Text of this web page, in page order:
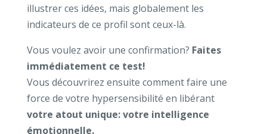
illustrer ces idées, mais globalement les
indicateurs de ce profil sont ceux-là.
Vous voulez avoir une confirmation? Faites
immédiatement ce test!
Vous découvrirez ensuite comment faire une
force de votre hypersensibilité en libérant
votre atout unique: votre intelligence
émotionnelle.